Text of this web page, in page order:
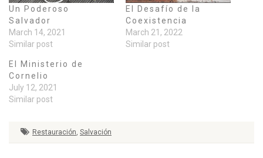
Un Poderoso
Salvador
March 14, 2021
Similar post
El Desafío de la
Coexistencia
March 21, 2022
Similar post
El Ministerio de
Cornelio
July 12, 2021
Similar post
Restauración, Salvación